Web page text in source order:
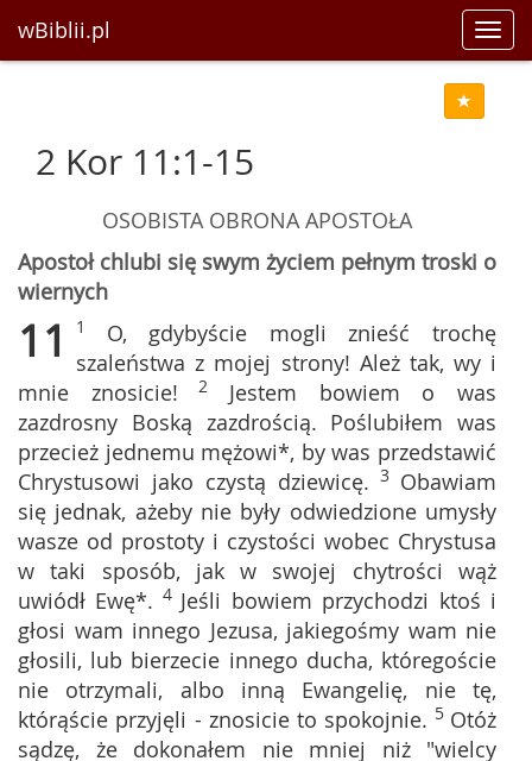
wBiblii.pl
2 Kor 11:1-15
OSOBISTA OBRONA APOSTOŁA
Apostoł chlubi się swym życiem pełnym troski o
wiernych
11 1 O, gdybyście mogli znieść trochę
szaleństwa z mojej strony! Ależ tak, wy i
mnie znosicie! 2 Jestem bowiem o was
zazdrosny Boską zazdrością. Poślubiłem was
przecież jednemu mężowi*, by was przedstawić
Chrystusowi jako czystą dziewicę. 3 Obawiam
się jednak, ażeby nie były odwiedzione umysły
wasze od prostoty i czystości wobec Chrystusa
w taki sposób, jak w swojej chytrości wąż
uwiódł Ewę*. 4 Jeśli bowiem przychodzi ktoś i
głosi wam innego Jezusa, jakiegośmy wam nie
głosili, lub bierzecie innego ducha, któregoście
nie otrzymali, albo inną Ewangelię, nie tę,
którąście przyjęli - znosicie to spokojnie. 5 Otóż
sądzę, że dokonałem nie mniej niż "wielcy